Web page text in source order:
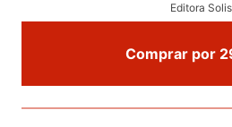
Editora Solis